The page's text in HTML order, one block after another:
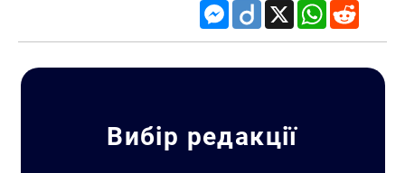
Messenger
Diigo X WhatsApp
Вибір редакції